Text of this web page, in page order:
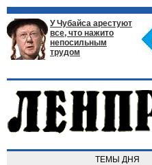
У Чубайса арестуют
все, что нажито
непосильным
трудом
ТЕМЫ ДНЯ